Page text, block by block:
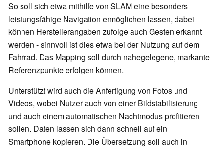
So soll sich etwa mithilfe von SLAM eine besonders
leistungsfähige Navigation ermöglichen lassen, dabei
können Herstellerangaben zufolge auch Gesten erkannt
werden - sinnvoll ist dies etwa bei der Nutzung auf dem
Fahrrad. Das Mapping soll durch nahegelegene, markante
Referenzpunkte erfolgen können.
Unterstützt wird auch die Anfertigung von Fotos und
Videos, wobei Nutzer auch von einer Bildstabilisierung
und auch einem automatischen Nachtmodus profitieren
sollen. Daten lassen sich dann schnell auf ein
Smartphone kopieren. Die Übersetzung soll auch in